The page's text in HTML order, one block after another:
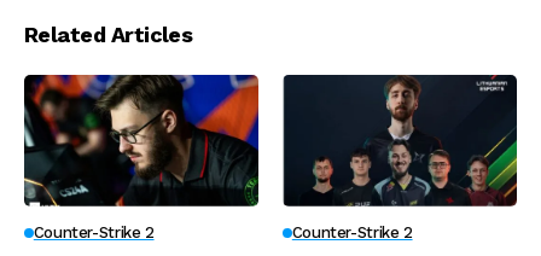
Related Articles
Counter-Strike 2 Counter-Strike 2